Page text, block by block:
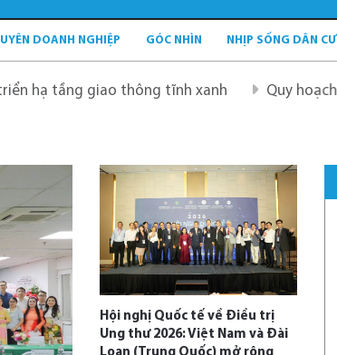
DOANH NGHIỆP GÓC NHÌN NHỊP SỐNG DÂN CƯ
giao thông tĩnh xanh Quy hoạch Hà Nội tầm
Hội nghị Quốc tế về Điều trị
Ung thư 2026: Việt Nam và Đài